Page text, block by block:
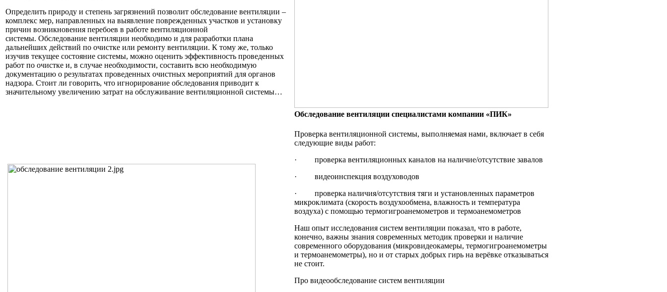
Определить природу и степень загрязнений позволит обследование вентиляции –
комплекс мер, направленных на выявление поврежденных участков и установку
причин возникновения перебоев в работе вентиляционной
системы. Обследование вентиляции необходимо и для разработки плана
дальнейших действий по очистке или ремонту вентиляции. К тому же, только
изучив текущее состояние системы, можно оценить эффективность проведенных
работ по очистке и, в случае необходимости, составить всю необходимую
документацию о результатах проведенных очистных мероприятий для органов
надзора. Стоит ли говорить, что игнорирование обследования приводит к
значительному увеличению затрат на обслуживание вентиляционной системы…
Обследование вентиляции специалистами компании «ПИК»
Проверка вентиляционной системы, выполняемая нами, включает в себя
следующие виды работ:
· проверка вентиляционных каналов на наличие/отсутствие завалов
· видеоинспекция воздуховодов
· проверка наличия/отсутствия тяги и установленных параметров
микроклимата (скорость воздухообмена, влажность и температура
воздуха) с помощью термогигроанемометров и термоанемометров
Наш опыт исследования систем вентиляции показал, что в работе,
конечно, важны знания современных методик проверки и наличие
современного оборудования (микровидеокамеры, термогигроанемометры
и термоанемометры), но и от старых добрых гирь на верёвке отказываться
не стоит.
Про видеообследование систем вентиляции